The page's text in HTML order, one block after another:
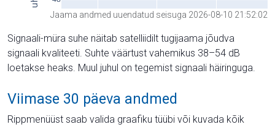
Jaama andmed uuendatud seisuga 2026-08-10 21:52:02
Signaali-müra suhe näitab satelliidilt tugijaama jõudva
signaali kvaliteeti. Suhte väärtust vahemikus 38–54 dB
loetakse heaks. Muul juhul on tegemist signaali häiringuga.
Viimase 30 päeva andmed
Rippmenüüst saab valida graafiku tüübi või kuvada kõik